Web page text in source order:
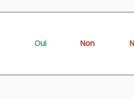
Oui Non